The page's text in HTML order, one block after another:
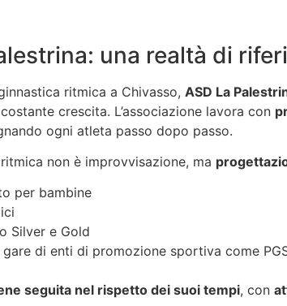
una realtà di
ritmica a Chivasso, ASD La
crescita. L’associazione lavora con
ogni atleta passo dopo passo.
non è improvvisazione, ma
per bambine
Silver e Gold
di enti di promozione sportiva come
seguita nel rispetto dei suoi tempi, con